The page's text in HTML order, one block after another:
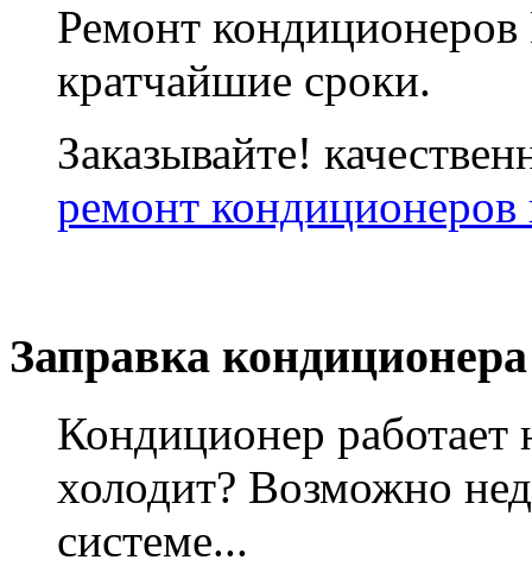
Ремонт
кратчайшие сроки.
Заказывайте!
ремонт кондиционеров
Заправка кондиционера
Кондиционер работает
холодит? Возможно
системе...